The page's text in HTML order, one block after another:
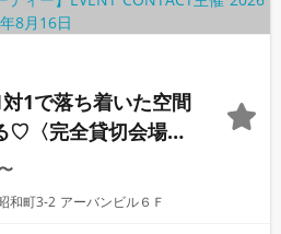
対1で落ち着いた空間
♡〈完全貸切会場〉
和町3-2 アーバンビル６Ｆ